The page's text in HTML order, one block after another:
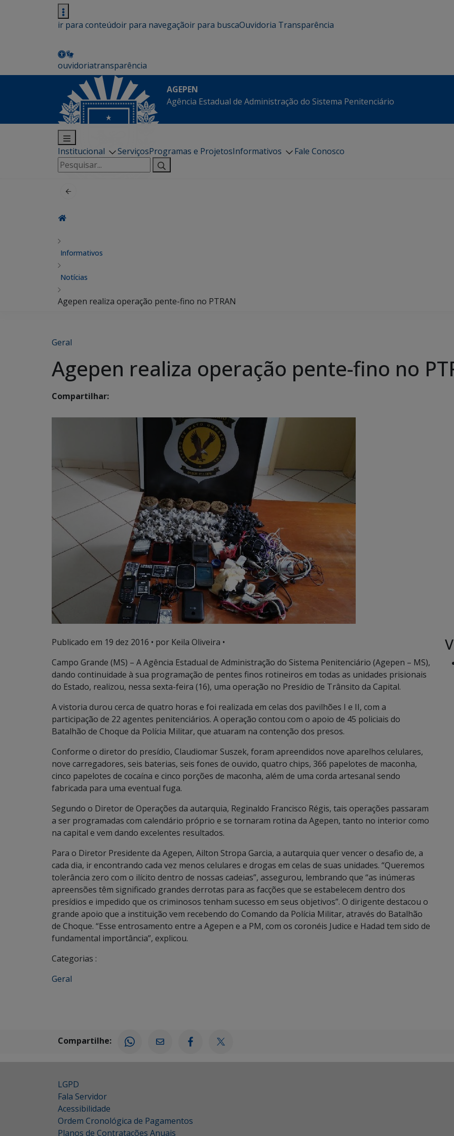
ir para conteúdoir para navegaçãoir para buscaOuvidoria Transparência
ouvidoriatransparência
AGEPEN
Agência Estadual de Administração do Sistema Penitenciário
Institucional ServiçosProgramas e ProjetosInformativos
Fale Conosco
Pesquisar
por:
Informativos
Notícias
Agepen realiza operação pente-fino no PTRAN
Geral
Agepen realiza operação pente-fino no
Compartilhar:
Publicado em 19 dez 2016 • por Keila Oliveira •
Campo Grande (MS) – A Agência Estadual de Administração do Sistema Penitenciário (Agepen – MS),
dando continuidade à sua programação de pentes finos rotineiros em todas as unidades prisionais
do Estado, realizou, nessa sexta-feira (16), uma operação no Presídio de Trânsito da Capital.
A vistoria durou cerca de quatro horas e foi realizada em celas dos pavilhões I e II, com a
participação de 22 agentes penitenciários. A operação contou com o apoio de 45 policiais do
Batalhão de Choque da Polícia Militar, que atuaram na contenção dos presos.
Conforme o diretor do presídio, Claudiomar Suszek, foram apreendidos nove aparelhos celulares,
nove carregadores, seis baterias, seis fones de ouvido, quatro chips, 366 papelotes de maconha,
cinco papelotes de cocaína e cinco porções de maconha, além de uma corda artesanal sendo
fabricada para uma eventual fuga.
Segundo o Diretor de Operações da autarquia, Reginaldo Francisco Régis, tais operações passaram
a ser programadas com calendário próprio e se tornaram rotina da Agepen, tanto no interior como
na capital e vem dando excelentes resultados.
Para o Diretor Presidente da Agepen, Ailton Stropa Garcia, a autarquia quer vencer o desafio de, a
cada dia, ir encontrando cada vez menos celulares e drogas em celas de suas unidades. “Queremos
tolerância zero com o ilícito dentro de nossas cadeias”, assegurou, lembrando que “as inúmeras
apreensões têm significado grandes derrotas para as facções que se estabelecem dentro dos
presídios e impedido que os criminosos tenham sucesso em seus objetivos”. O dirigente destacou o
grande apoio que a instituição vem recebendo do Comando da Polícia Militar, através do Batalhão
de Choque. “Esse entrosamento entre a Agepen e a PM, com os coronéis Judice e Hadad tem sido de
fundamental importância”, explicou.
Categorias :
Geral
Compartilhe:
LGPD
Fala Servidor
Acessibilidade
Ordem Cronológica de Pagamentos
Planos de Contratações Anuais